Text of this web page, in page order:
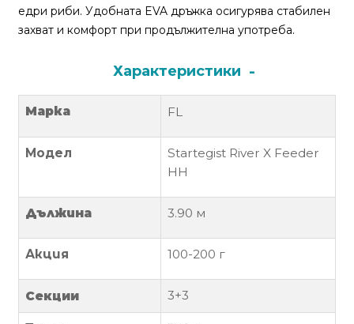
Условия
за
поверителност
Политика
използване
на
(Cookie)
Copyright
©
едри риби. Удобната EVA дръжка осигурява стабилен
захват и комфорт при продължителна употреба.
Характеристики
Марка FL
Модел
Startegist River X Feeder
HH
Дължина 3.90 м
Акция 100-200 г
Секции 3+3